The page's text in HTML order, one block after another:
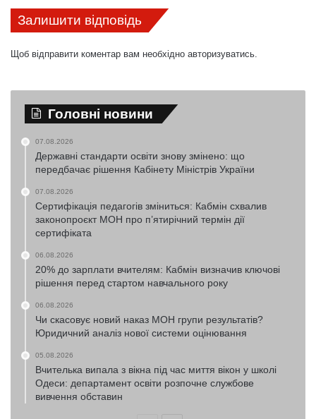
Залишити відповідь
Щоб відправити коментар вам необхідно авторизуватись.
Головні новини
07.08.2026
Державні стандарти освіти знову змінено: що
передбачає рішення Кабінету Міністрів України
07.08.2026
Сертифікація педагогів зміниться: Кабмін схвалив
законопроєкт МОН про п’ятирічний термін дії
сертифіката
06.08.2026
20% до зарплати вчителям: Кабмін визначив ключові
рішення перед стартом навчального року
06.08.2026
Чи скасовує новий наказ МОН групи результатів?
Юридичний аналіз нової системи оцінювання
05.08.2026
Вчителька випала з вікна під час миття вікон у школі
Одеси: департамент освіти розпочне службове
вивчення обставин